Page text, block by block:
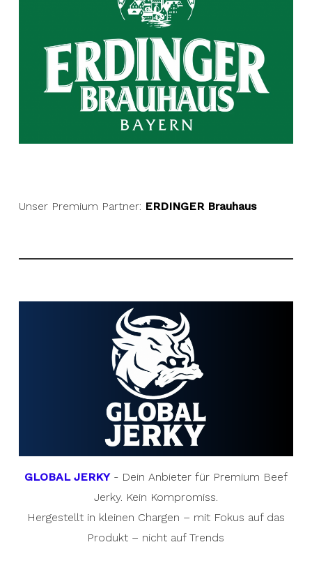
Unser Premium Partner: ERDINGER Brauhaus
GLOBAL JERKY- Dein Anbieter für Premium Beef
Jerky. Kein Kompromiss.
Hergestellt in kleinen Chargen – mit Fokus auf das
Produkt – nicht auf Trends